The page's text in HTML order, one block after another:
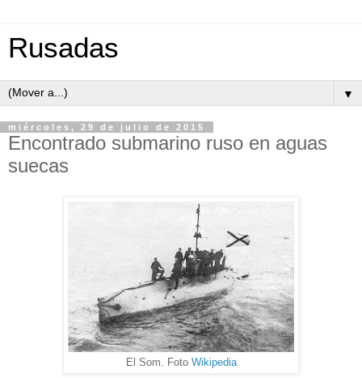
Rusadas
▼
miércoles, 29 de julio de 2015
Encontrado submarino ruso en aguas
suecas
El Som. Foto Wikipedia